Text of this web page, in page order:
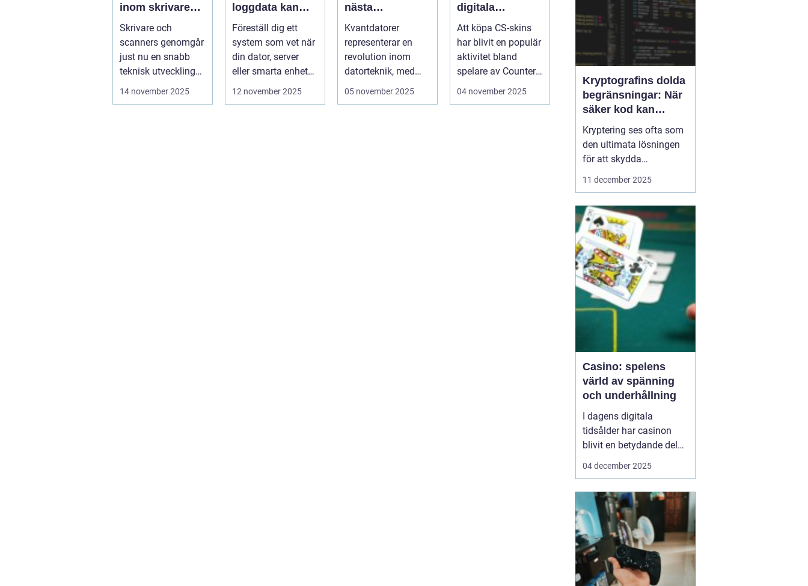
inom skrivare
och scanners
Skrivare och
scanners genomgår
just nu en snabb
teknisk utveckling
som gör dem mer
14 november 2025
loggdata kan
förutsäga fel
innan de händer
Föreställ dig ett
system som vet när
din dator, server
eller smarta enhet
kommer att ...
12 november 2025
nästa
generations
Kvantdatorer
representerar en
revolution inom
datorteknik, med
kapacitet att lösa
05 november 2025
digitala
handelsvärlden
Att köpa CS-skins
har blivit en populär
aktivitet bland
spelare av Counter-
Strike: Global ...
04 november 2025
Kryptografins dolda
begränsningar: När
säker kod kan
missleda företag
Kryptering ses ofta som
den ultimata lösningen
för att skydda
företagsdata, men
implementerad eller
missförstådd kryptografi
kan skapa en falsk
känsla av säkerhet som
f...
11 december 2025
Casino: spelens
värld av spänning
och underhållning
I dagens digitala
tidsålder har casinon
blivit en betydande del
av onlineunderhållning.
erbjuder casinovärlden
en oändlig mängd
möjligheter för spelare
att nj...
04 december 2025